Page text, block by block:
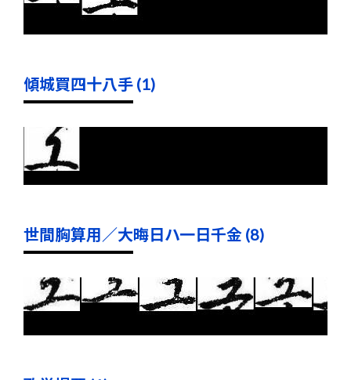
傾城買四十八手 (1)
世間胸算用／大晦日ハ一日千金 (8)